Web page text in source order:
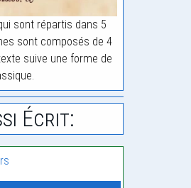
sont répartis dans 5
sont composés de 4
suive une forme de
Écrit: